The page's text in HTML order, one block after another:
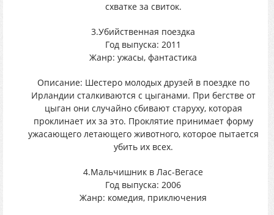
схватке за свиток.
3.Убийственная поездка
Год выпуска: 2011
Жанр: ужасы, фантастика
Описание: Шестеро молодых друзей в поездке по
Ирландии сталкиваются с цыганами. При бегстве от
цыган они случайно сбивают старуху, которая
проклинает их за это. Проклятие принимает форму
ужасающего летающего животного, которое пытается
убить их всех.
4.Мальчишник в Лас-Вегасе
Год выпуска: 2006
Жанр: комедия, приключения